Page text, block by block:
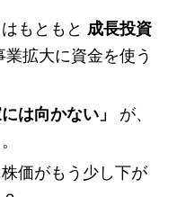
もともと 成長投資
拡大に資金を使う
は向かない」
が、
価がもう少し下が